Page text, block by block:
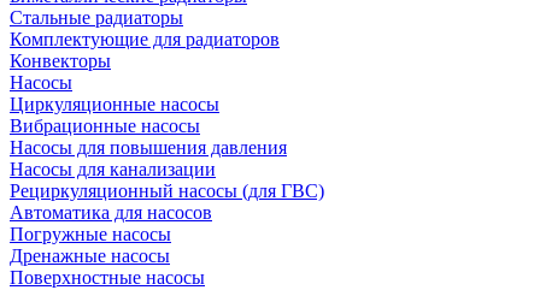
Стальные радиаторы
Комплектующие для радиаторов
Конвекторы
Насосы
Циркуляционные насосы
Вибрационные насосы
Насосы для повышения давления
Насосы для канализации
Рециркуляционный насосы (для ГВС)
Автоматика для насосов
Погружные насосы
Дренажные насосы
Поверхностные насосы